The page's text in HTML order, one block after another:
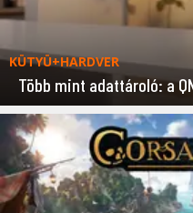
KÜTYÜ+HARDVER
Több mint adattároló: a